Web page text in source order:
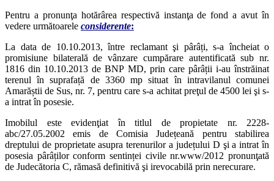
Pentru a pronunţa hotărârea respectivă instanţa de fond a avut în
vedere următoarele considerente:
La data de 10.10.2013, între reclamant şi pârâți, s-a încheiat o
promisiune bilaterală de vânzare cumpărare autentificată sub nr.
1816 din 10.10.2013 de BNP MD, prin care pârâții i-au înstrăinat
terenul în suprafață de 3360 mp situat în intravilanul comunei
Amarăștii de Sus, nr. 7, pentru care s-a achitat preţul de 4500 lei şi s-
a intrat în posesie.
Imobilul este evidenţiat în titlul de propietate nr. 2228-
abc/27.05.2002 emis de Comisia Județeană pentru stabilirea
dreptului de proprietate asupra terenurilor a județului D şi a intrat în
posesia pârâților conform sentinței civile nr.www/2012 pronunţată
de Judecătoria C, rămasă definitivă şi irevocabilă prin nerecurare.